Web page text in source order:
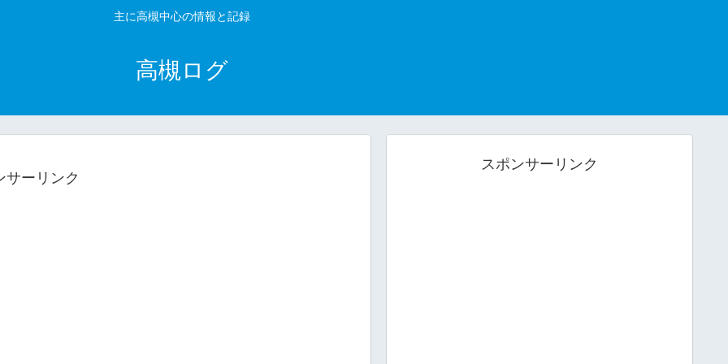
主に高槻中心の情報と記録
高槻ログ
サーリンク
スポンサーリンク